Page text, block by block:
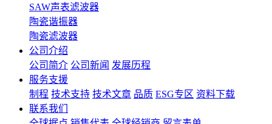
SAW声表滤波器
陶瓷谐振器
陶瓷滤波器
公司介绍
公司简介 公司新闻 发展历程
服务支援
制程 技术支持 技术文章 品质 ESG专区 资料下载
联系我们